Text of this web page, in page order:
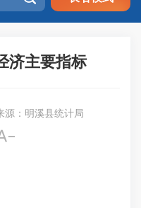
济主要指标
源：明溪县统计局